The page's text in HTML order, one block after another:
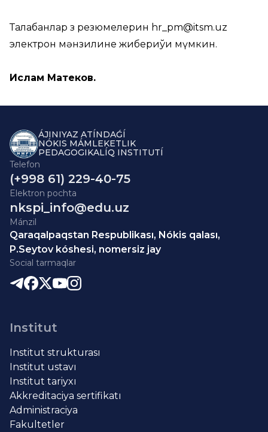
Талабанлар өз резюмелерин hr_pm@itsm.uz
электрон мәнзилине жибериўи мүмкин.
Ислам Матеков.
ÁJINIYAZ ATÍNDAǴÍ
NÓKIS MÁMLEKETLIK
PEDAGOGIKALÍQ INSTITUTÍ
Telefon
(+998 61) 229-40-75
Elektron pochta
nkspi_info@edu.uz
Mánzil
Qaraqalpaqstan Respublikası, Nókis qalası,
P.Seytov kóshesi, nomersiz jay
Social tarmaqlar
Institut
Institut strukturası
Institut ustavı
Institut tariyxı
Akkreditaciya sertifikatı
Administraciya
Fakultetler